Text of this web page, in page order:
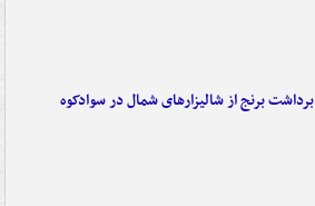
برداشت برنج از شالیزارهای شمال در سوادکوه